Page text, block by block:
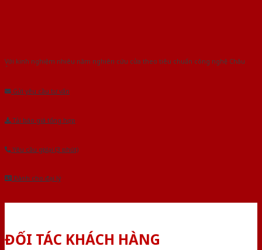
Với kinh nghiệm nhiêu năm nghiên cứu cửa theo tiêu chuẩn công nghệ Châu
Gửi yêu cầu tư vấn
Tải báo giá tổng hợp
Yêu cầu gọi lại (3 phút)
Dành cho đại lý
ĐỐI TÁC KHÁCH HÀNG